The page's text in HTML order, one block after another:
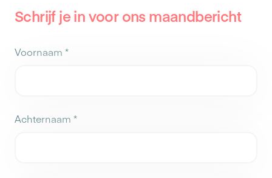
Schrijf je in voor ons maandbericht
Voornaam *
Achternaam *